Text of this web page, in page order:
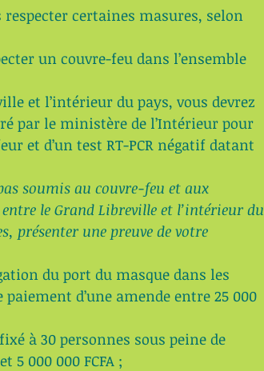
respecter certaines masures, selon
un couvre-feu dans l’ensemble
et l’intérieur du pays, vous devrez
par le ministère de l’Intérieur pour
et d’un test RT-PCR négatif datant
soumis au couvre-feu et aux
le Grand Libreville et l’intérieur du
présenter une preuve de votre
du port du masque dans les
d’une amende entre 25 000
à 30 personnes sous peine de
5 000 000 FCFA ;